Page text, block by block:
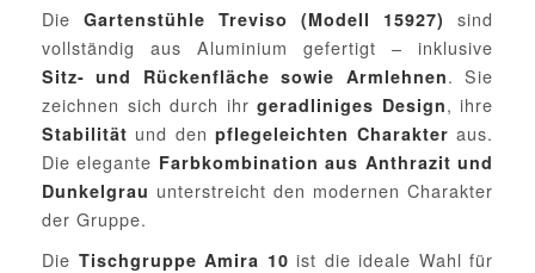
Die Gartenstühle Treviso (Modell 15927)
sind
vollständig aus Aluminium gefertigt – inklusive
Sitz- und Rückenfläche sowie Armlehnen. Sie
zeichnen sich durch ihr geradliniges Design, ihre
Stabilität und denpflegeleichten Charakter aus.
Die elegante Farbkombination aus Anthrazit und
Dunkelgrau unterstreicht den modernen Charakter
der Gruppe.
Die Tischgruppe Amira 10 ist die ideale Wahl für